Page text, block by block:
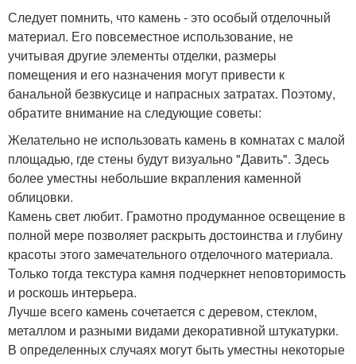
Следует помнить, что камень - это особый отделочный
материал. Его повсеместное использование, не
учитывая другие элементы отделки, размеры
помещения и его назначения могут привести к
банальной безвкусице и напрасных затратах. Поэтому,
обратите внимание на следующие советы:
Желательно не использовать камень в комнатах с малой
площадью, где стены будут визуально "Давить". Здесь
более уместны небольшие вкрапления каменной
облицовки.
Камень свет любит. Грамотно продуманное освещение в
полной мере позволяет раскрыть достоинства и глубину
красоты этого замечательного отделочного материала.
Только тогда текстура камня подчеркнет неповторимость
и роскошь интерьера.
Лучше всего камень сочетается с деревом, стеклом,
металлом и разными видами декоративной штукатурки.
В определенных случаях могут быть уместны некоторые